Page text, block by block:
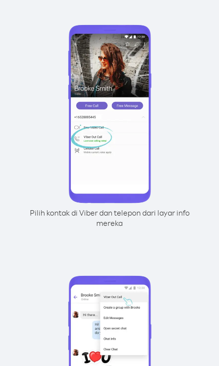
Pilih kontak di Viber dan telepon dari layar info
mereka